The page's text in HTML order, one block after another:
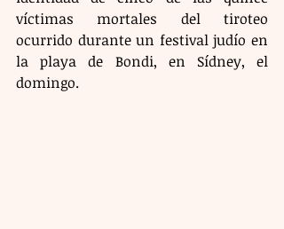
víctimas mortales del tiroteo
ocurrido durante un festival judío en
la playa de Bondi, en Sídney, el
domingo.